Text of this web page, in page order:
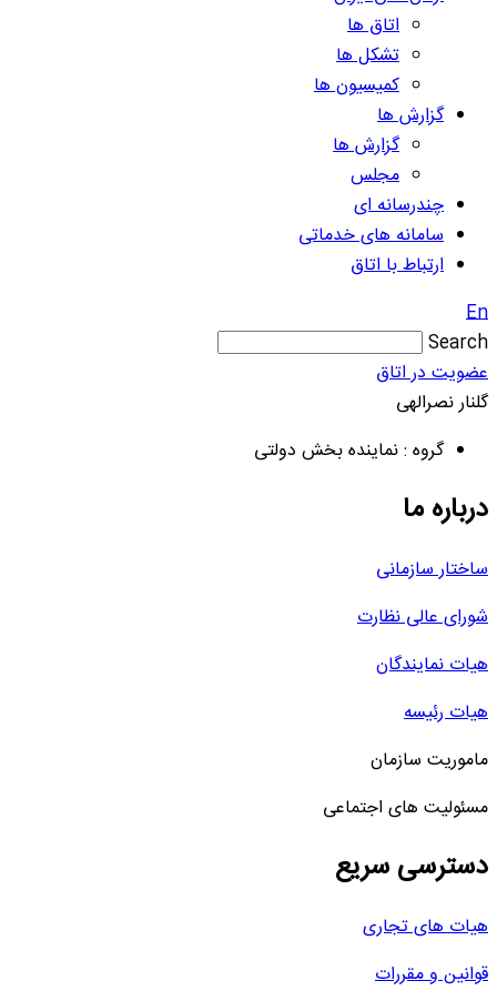
اتاق ها
تشکل ها
کمیسیون ها
گزارش ها
گزارش ها
مجلس
چندرسانه ای
سامانه های خدماتی
ارتباط با اتاق
En
Search
عضویت در اتاق
گلنار نصرالهی
گروه : نماینده بخش دولتی
درباره ما
ساختار سازمانی
شورای عالی نظارت
هیات نمایندگان
هیات رئیسه
ماموریت سازمان
مسئولیت های اجتماعی
دسترسی سریع
هیات های تجاری
قوانین و مقررات